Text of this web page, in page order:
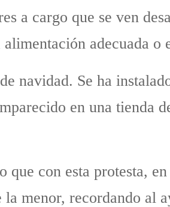
a cargo que se ven
adecuada
navidad. Se ha
en una tienda
con esta protesta,
menor, recordando al